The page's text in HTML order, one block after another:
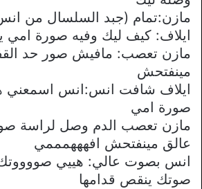
مازن:تمام (جبد السلسال من
ايلاف: كيف ليك وفيه صورة امي
مازن تعصب: مافيش صور حد
مينفتحش
ايلاف شافت انس:انس اسمعني
صورة امي
مازن تعصب الدم وصل لراسة
عالق مينفتحش افهههمممي
انس بصوت عالي: هييي صووووتك
صوتك ينقص قدامها